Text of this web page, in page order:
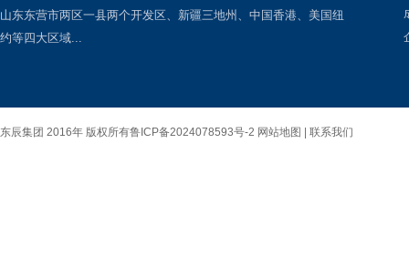
山东东营市两区一县两个开发区、新疆三地州、中国香港、美国纽
约等四大区域...
东辰集团 2016年 版权所有鲁ICP备2024078593号-2 网站地图 | 联系我们